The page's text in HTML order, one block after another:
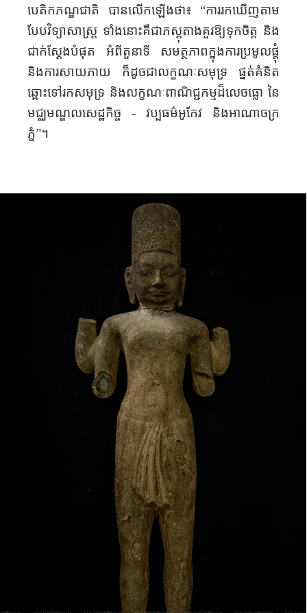
បេតិកភណ្ឌជាតិ បានលើកឡើងថា៖ “ការរកឃើញតាម
បែបវិទ្យាសាស្ត្រ ទាំងនោះគឺជាភស្តុតាងគួរឱ្យទុកចិត្ត និង
ជាក់ស្តែងបំផុត អំពីតួនាទី សមត្ថភាពក្នុងការប្រមូលផ្តុំ
និងការសាយភាយ ក៏ដូចជាលក្ខណៈសមុទ្រ ផ្នត់​គំនិត​​
ឆ្ពោះទៅរកសមុទ្រ និងលក្ខណៈពាណិជ្ជកម្មដ៏លេចធ្លោ នៃ
មជ្ឈមណ្ឌលសេដ្ឋកិច្ច
- វប្បធម៌អូកែវ និងអាណាចក្រ
ភ្នំ”។